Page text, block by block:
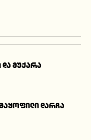
მუქარა
დარჩა